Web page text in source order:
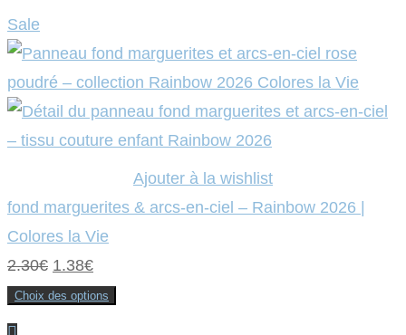
variations.
options
être
choisies
sur
la
Sale
Ajouter à la wishlist
fond marguerites & arcs-en-ciel – Rainbow 2026 |
Colores la Vie
2.30€ Le
prix
1.38€Le
prix
Choix des options
Ce